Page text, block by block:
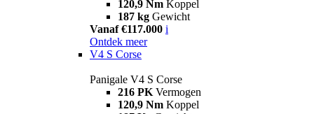
120,9 Nm Koppel
187 kg Gewicht
Vanaf €117.000 i
Ontdek meer
V4 S Corse
Panigale V4 S Corse
216 PK Vermogen
120,9 Nm Koppel